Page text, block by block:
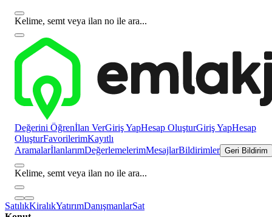
Kelime, semt veya ilan no ile ara...
Değerini Öğrenİlan VerGiriş YapHesap OluşturGiriş YapHesap
OluşturFavorilerimKayıtlı
AramalarİlanlarımDeğerlemelerimMesajlarBildirimler Geri Bildirim
Kelime, semt veya ilan no ile ara...
SatılıkKiralıkYatırımDanışmanlarSat